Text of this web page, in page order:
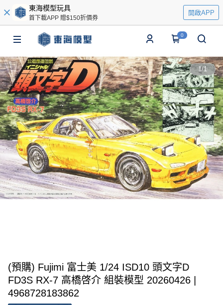
東海模型玩具
首下載APP 贈$150折價券
開啟APP
0
1/1
(預購) Fujimi 富士美 1/24 ISD10 頭文字D
FD3S RX-7 高橋啓介 組裝模型 20260426 |
4968728183862